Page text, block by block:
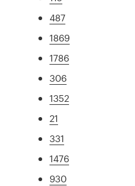
487
1869
1786
306
1352
21
331
1476
930